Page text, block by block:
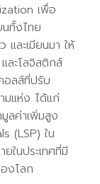
เพื่อ
ทั้งไทย
ละเมียนมา ให้
ละโลจิสติกส์
อลส์ที่ปรับ
มแห่ง ได้แก่
ลค่าเพิ่มสูง
(LSP) ใน
ในประเทศที่มี
งโลก